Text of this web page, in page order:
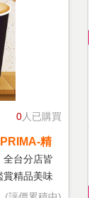
0人已購買
精
全台分店皆
賞精品美味